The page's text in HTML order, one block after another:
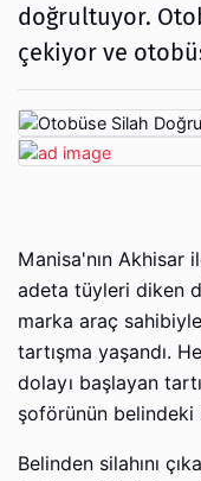
doğrultuyor.
çekiyor ve
Manisa'nın Akhisar
adeta tüyleri diken
marka araç
tartışma yaşandı.
dolayı başlayan
şoförünün belindeki
Belinden silahını